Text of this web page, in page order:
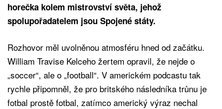
horečka kolem mistrovství světa, jehož
spolupořadatelem jsou Spojené státy.
Rozhovor měl uvolněnou atmosféru hned od začátku.
William Travise Kelceho žertem opravil, že nejde o
„soccer“, ale o „football“. V americkém podcastu tak
rychle připomněl, že pro britského následníka trůnu je
fotbal prostě fotbal, zatímco americký výraz nechal